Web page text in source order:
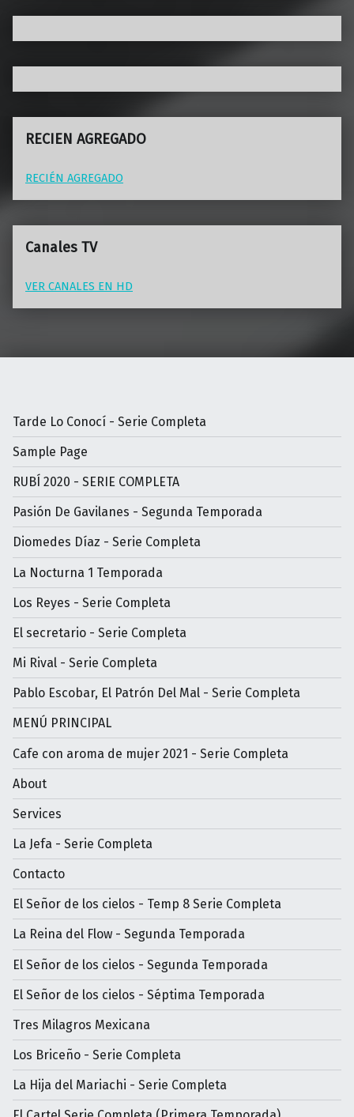
RECIEN AGREGADO
RECIÉN AGREGADO
Canales TV
VER CANALES EN HD
Tarde Lo Conocí - Serie Completa
Sample Page
RUBÍ 2020 - SERIE COMPLETA
Pasión De Gavilanes - Segunda Temporada
Diomedes Díaz - Serie Completa
La Nocturna 1 Temporada
Los Reyes - Serie Completa
El secretario - Serie Completa
Mi Rival - Serie Completa
Pablo Escobar, El Patrón Del Mal - Serie Completa
MENÚ PRINCIPAL
Cafe con aroma de mujer 2021 - Serie Completa
About
Services
La Jefa - Serie Completa
Contacto
El Señor de los cielos - Temp 8 Serie Completa
La Reina del Flow - Segunda Temporada
El Señor de los cielos - Segunda Temporada
El Señor de los cielos - Séptima Temporada
Tres Milagros Mexicana
Los Briceño - Serie Completa
La Hija del Mariachi - Serie Completa